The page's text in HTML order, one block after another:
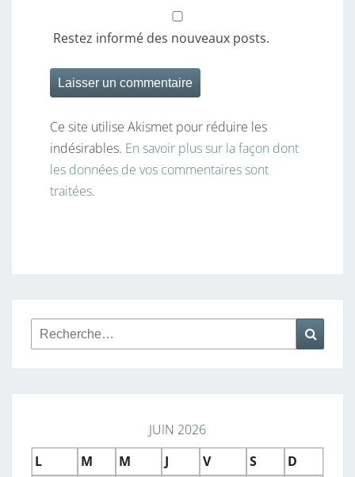
Restez informé des nouveaux posts.
Ce site utilise Akismet pour réduire les
indésirables. En savoir plus sur la façon dont
les données de vos commentaires sont
traitées.
Rechercher :
JUIN 2026
L
M M J V S
D